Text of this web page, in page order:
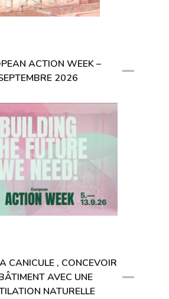
ACTION WEEK –
2026
CANICULE , CONCEVOIR
AVEC UNE
NATURELLE